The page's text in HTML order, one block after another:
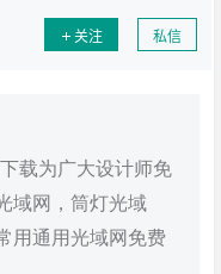
关注 私信
载为广大设计师免
域网，筒灯光域
用通用光域网免费